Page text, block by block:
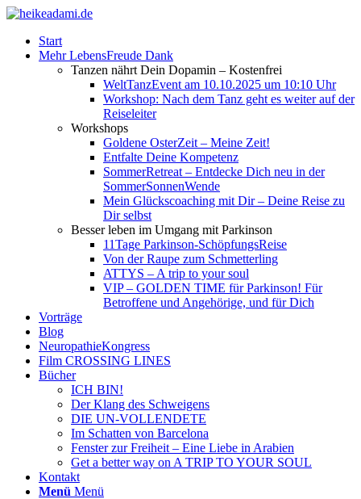
Start
Mehr LebensFreude Dank
Tanzen nährt Dein Dopamin – Kostenfrei
WeltTanzEvent am 10.10.2025 um 10:10 Uhr
Workshop: Nach dem Tanz geht es weiter auf der
Reiseleiter
Workshops
Goldene OsterZeit – Meine Zeit!
Entfalte Deine Kompetenz
SommerRetreat – Entdecke Dich neu in der
SommerSonnenWende
Mein Glückscoaching mit Dir – Deine Reise zu
Dir selbst
Besser leben im Umgang mit Parkinson
11Tage Parkinson-SchöpfungsReise
Von der Raupe zum Schmetterling
ATTYS – A trip to your soul
VIP – GOLDEN TIME für Parkinson! Für
Betroffene und Angehörige, und für Dich
Vorträge
Blog
NeuropathieKongress
Film CROSSING LINES
Bücher
ICH BIN!
Der Klang des Schweigens
DIE UN-VOLLENDETE
Im Schatten von Barcelona
Fenster zur Freiheit – Eine Liebe in Arabien
Get a better way on A TRIP TO YOUR SOUL
Kontakt
Menü Menü